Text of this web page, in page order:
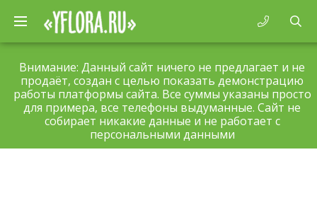
Внимание: Данный сайт ничего не предлагает и не
продаёт, создан с целью показать демонстрацию
работы платформы сайта. Все суммы указаны просто
для примера, все телефоны выдуманные. Сайт не
собирает никакие данные и не работает с
персональными данными